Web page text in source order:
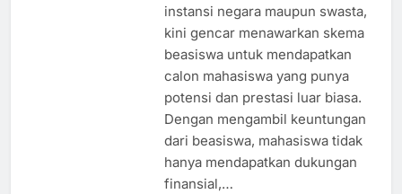
instansi negara maupun swasta,
kini gencar menawarkan skema
beasiswa untuk mendapatkan
calon mahasiswa yang punya
potensi dan prestasi luar biasa.
Dengan mengambil keuntungan
dari beasiswa, mahasiswa tidak
hanya mendapatkan dukungan
finansial,…